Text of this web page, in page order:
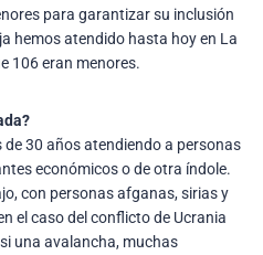
para garantizar su inclusión
hemos atendido hasta hoy en La
106 eran menores.
de 30 años atendiendo a personas
económicos o de otra índole.
con personas afganas, sirias y
el caso del conflicto de Ucrania
una avalancha, muchas